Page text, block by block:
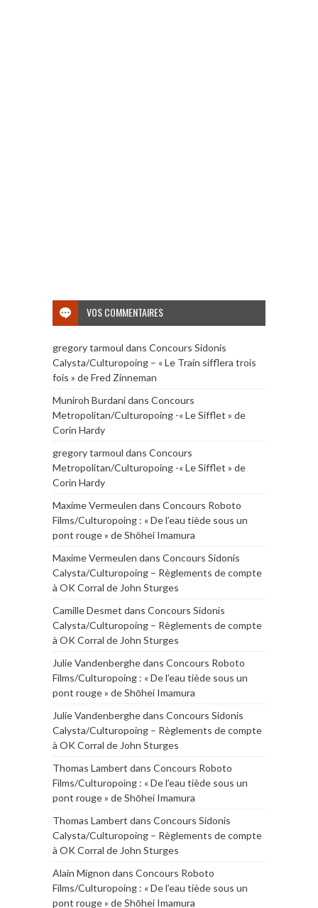
VOS COMMENTAIRES
gregory tarmoul dans Concours Sidonis
Calysta/Culturopoing – « Le Train sifflera trois
fois » de Fred Zinneman
Muniroh Burdanidans Concours
Metropolitan/Culturopoing -« Le Sifflet » de
Corin Hardy
gregory tarmoul dans Concours
Metropolitan/Culturopoing -« Le Sifflet » de
Corin Hardy
Maxime Vermeulen dans Concours Roboto
Films/Culturopoing : « De l’eau tiède sous un
pont rouge » de Shōhei Imamura
Maxime Vermeulen dans Concours Sidonis
Calysta/Culturopoing – Règlements de compte
à OK Corral de John Sturges
Camille Desmet dans Concours Sidonis
Calysta/Culturopoing – Règlements de compte
à OK Corral de John Sturges
Julie Vandenberghedans Concours Roboto
Films/Culturopoing : « De l’eau tiède sous un
pont rouge » de Shōhei Imamura
Julie Vandenberghedans Concours Sidonis
Calysta/Culturopoing – Règlements de compte
à OK Corral de John Sturges
Thomas Lambert dans Concours Roboto
Films/Culturopoing : « De l’eau tiède sous un
pont rouge » de Shōhei Imamura
Thomas Lambert dans Concours Sidonis
Calysta/Culturopoing – Règlements de compte
à OK Corral de John Sturges
Alain Mignon dans Concours Roboto
Films/Culturopoing : « De l’eau tiède sous un
pont rouge » de Shōhei Imamura